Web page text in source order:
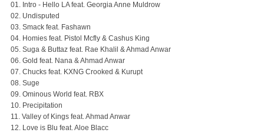
01. Intro - Hello LA feat. Georgia Anne Muldrow
02. Undisputed
03. Smack feat. Fashawn
04. Homies feat. Pistol Mcfly & Cashus King
05. Suga & Buttaz feat. Rae Khalil & Ahmad Anwar
06. Gold feat. Nana & Ahmad Anwar
07. Chucks feat. KXNG Crooked & Kurupt
08. Suge
09. Ominous World feat. RBX
10. Precipitation
11. Valley of Kings feat. Ahmad Anwar
12. Love is Blu feat. Aloe Blacc